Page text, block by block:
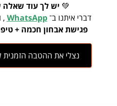
💚 יש לך עוד שאלה
דברי איתנו ב־WhatsApp
,
פגישת אבחון חכמה +
נצלי את ההטבה הזמנית